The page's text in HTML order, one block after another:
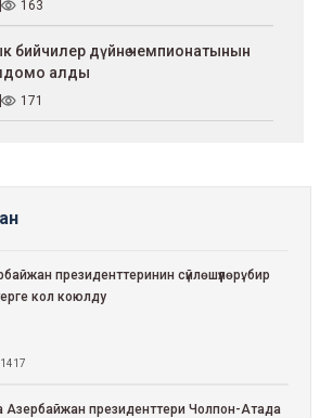
163
бийчилер дүйнө чемпионатынын
алды
171
президенттеринин сүйлөшүүлөрү: бир
кол коюлду
1417
Азербайжан президенттери Чолпон-Атада